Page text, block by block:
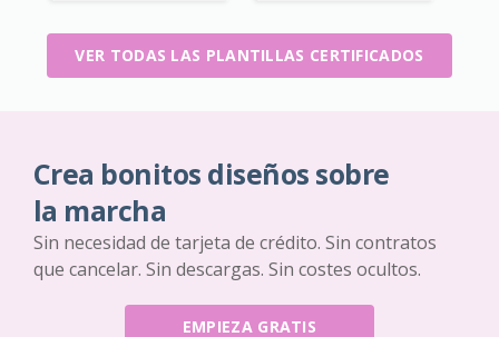
VER TODAS LAS PLANTILLAS CERTIFICADOS
Crea bonitos diseños sobre
la marcha
Sin necesidad de tarjeta de crédito. Sin contratos
que cancelar. Sin descargas. Sin costes ocultos.
EMPIEZA GRATIS